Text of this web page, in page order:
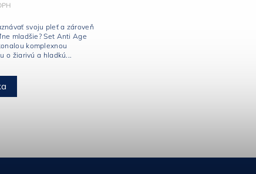
svoju pleť a zároveň
mladšie? Set Anti Age
komplexnou
o žiarivú a hladkú...